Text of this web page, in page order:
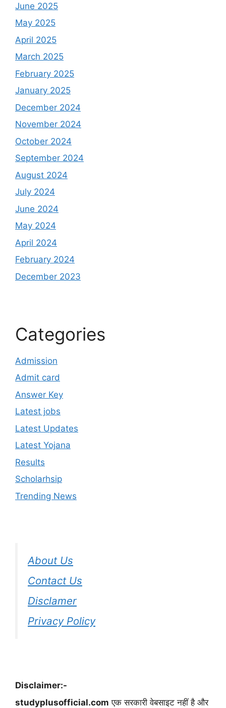
June 2025
May 2025
April 2025
March 2025
February 2025
January 2025
December 2024
November 2024
October 2024
September 2024
August 2024
July 2024
June 2024
May 2024
April 2024
February 2024
December 2023
Categories
Admission
Admit card
Answer Key
Latest jobs
Latest Updates
Latest Yojana
Results
Scholarhsip
Trending News
About Us
Contact Us
Disclamer
Privacy Policy
Disclaimer:-
studyplusofficial.com एक सरकारी वेबसाइट नहीं है और